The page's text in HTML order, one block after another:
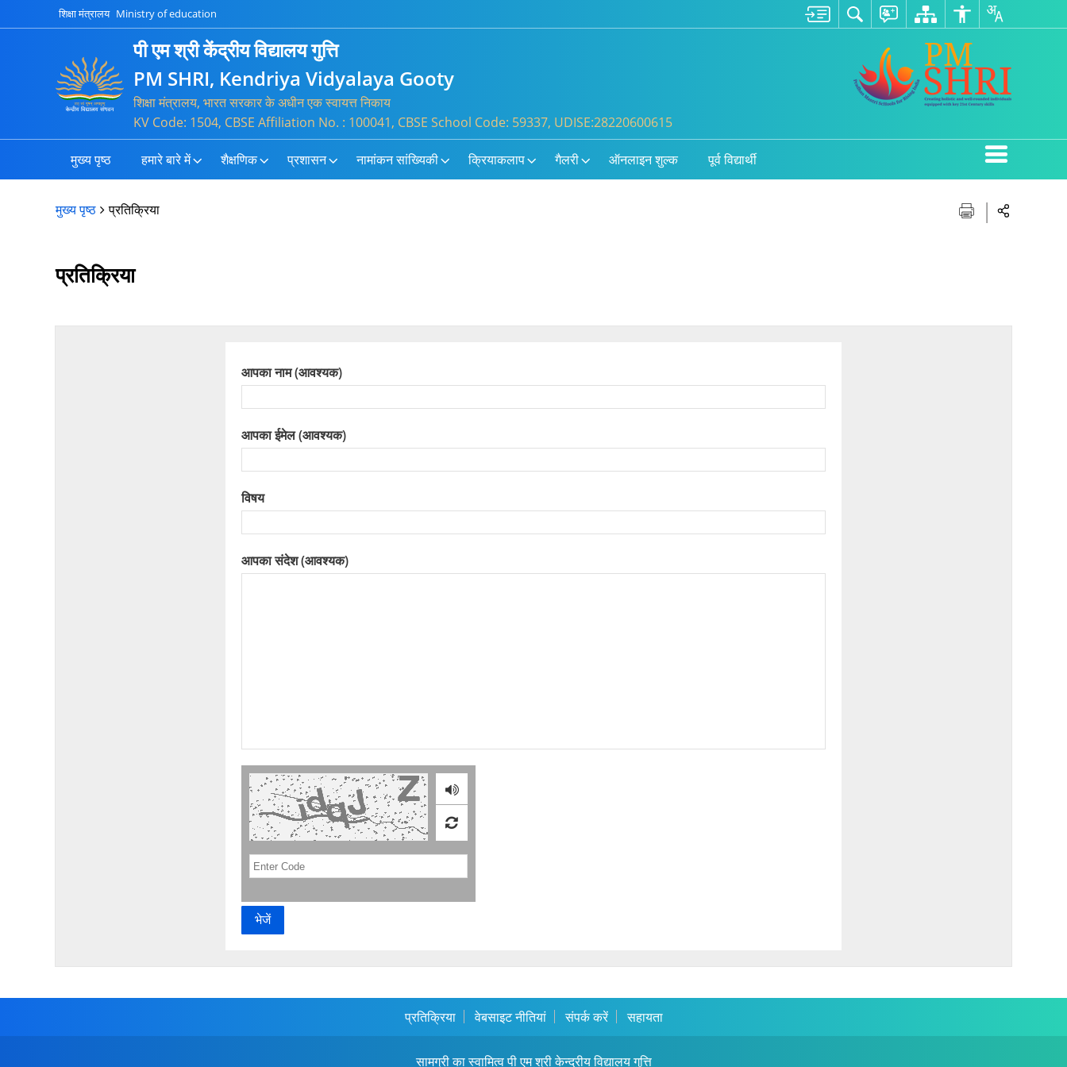
शिक्षा मंत्रालय Ministry of education
पी एम श्री केंद्रीय विद्यालय गुत्ति
PM SHRI, Kendriya Vidyalaya Gooty
शिक्षा मंत्रालय, भारत सरकार के अधीन एक स्वायत्त निकाय
KV Code: 1504, CBSE Affiliation No. : 100041, CBSE School Code: 59337, UDISE:28220600615
मुख्य पृष्ठ हमारे बारे में शैक्षणिक प्रशासन नामांकन सांख्यिकी क्रियाकलाप गैलरी ऑनलाइन शुल्क पूर्व विद्यार्थी
मुख्य पृष्ठ प्रतिक्रिया
प्रतिक्रिया
आपका नाम (आवश्यक)
आपका ईमेल (आवश्यक)
विषय
आपका संदेश (आवश्यक)
प्रतिक्रिया वेबसाइट नीतियां संपर्क करें सहायता
सामग्री का स्वामित्व पी एम श्री केन्द्रीय विद्यालय गुत्ति